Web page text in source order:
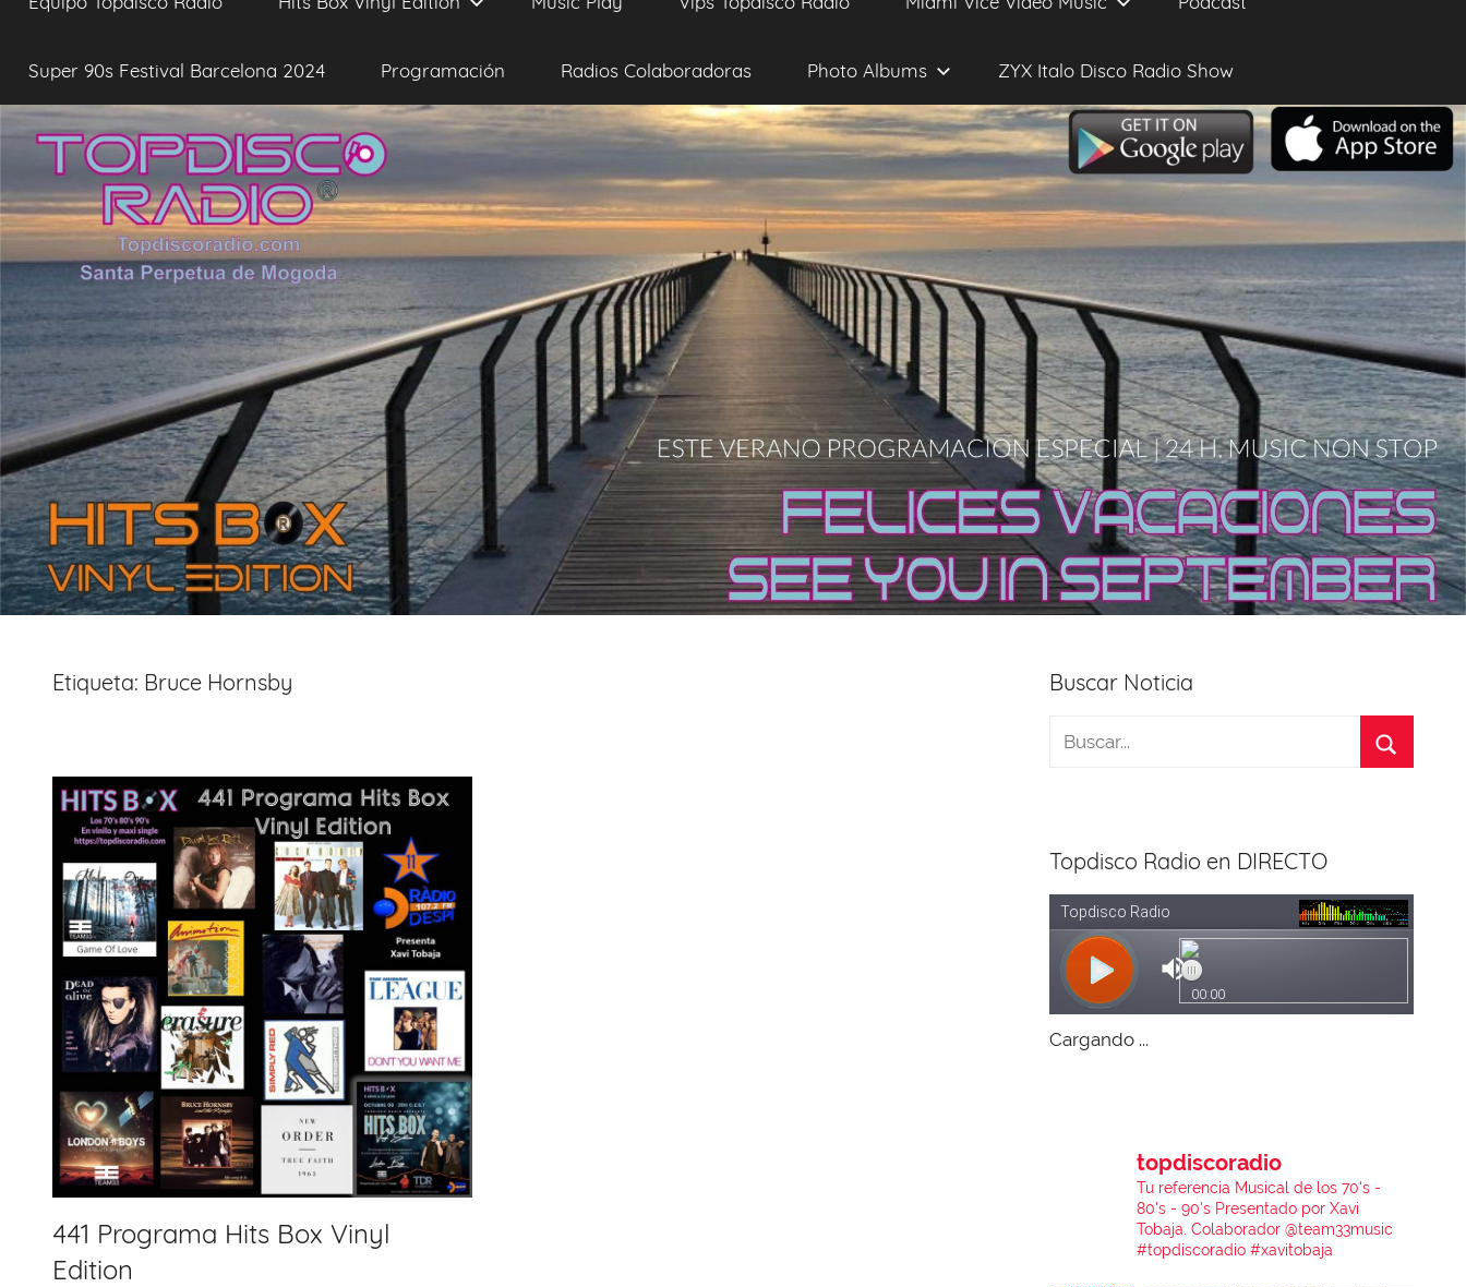
Super 90s Festival Barcelona 2024 Programación Radios Colaboradoras Photo Albums ZYX Italo Disco Radio Show
Etiqueta: Bruce Hornsby
441 Programa Hits Box Vinyl
Edition
Buscar Noticia
Topdisco Radio en DIRECTO
Cargando ...
topdiscoradio
Tu referencia Musical de los 70's -
80's - 90's Presentado por Xavi
Tobaja.Colaborador @team33music
#topdiscoradio #xavitobaja